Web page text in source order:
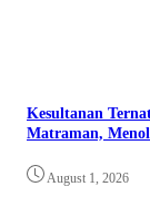
Kesultanan
Matraman,
August 1, 2026